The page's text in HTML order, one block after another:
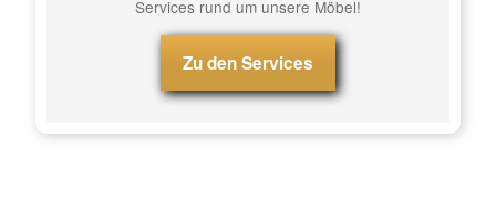
Services rund um unsere Möbel!
Zu den Services